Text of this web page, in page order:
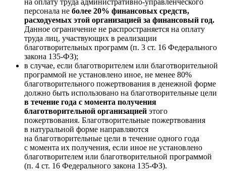
на оплату труда административно-управленческого
персонала не более 20% финансовых средств,
расходуемых этой организацией за финансовый год.
Данное ограничение не распространяется на оплату
труда лиц, участвующих в реализации
благотворительных программ (п. 3 ст. 16 Федерального
закона 135-ФЗ);
в случае, если благотворителем или благотворительной
программой не установлено иное, не менее 80%
благотворительного пожертвования в денежной форме
должно быть использовано на благотворительные цели
в течение года с момента получения
благотворительной организацией этого
пожертвования. Благотворительные пожертвования
в натуральной форме направляются
на благотворительные цели в течение одного года
с момента их получения, если иное не установлено
благотворителем или благотворительной программой
(п. 4 ст. 16 Федерального закона 135-ФЗ).